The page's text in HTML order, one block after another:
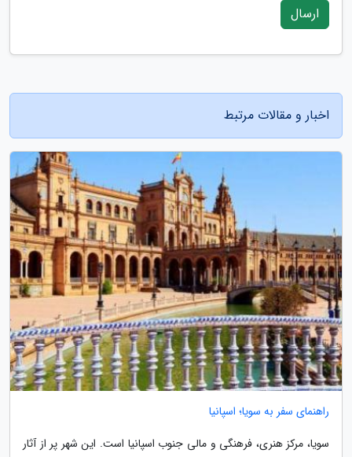
ارسال
اخبار و مقالات مرتبط
راهنمای سفر به سویا؛ اسپانیا
سویا، مرکز هنری، فرهنگی و مالی جنوب اسپانیا است. این شهر پر از آثار